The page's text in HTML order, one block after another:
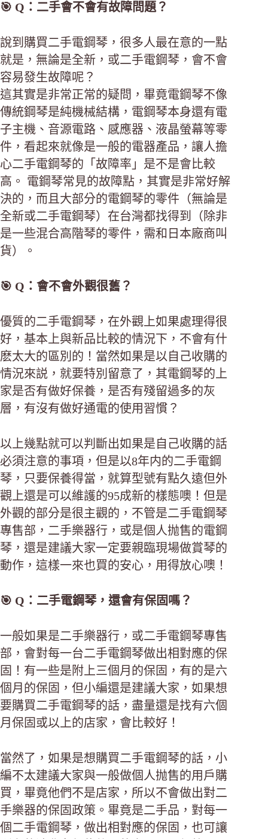
🎯 Q：二手會不會有故障問題？
說到購買二手電鋼琴，很多人最在意的一點
就是，無論是全新，或二手電鋼琴，會不會
容易發生故障呢？
這其實是非常正常的疑問，畢竟電鋼琴不像
傳統鋼琴是純機械結構，電鋼琴本身還有電
子主機、音源電路、感應器、液晶螢幕等零
件，看起來就像是一般的電器產品，讓人擔
心二手電鋼琴的「故障率」是不是會比較
高。 電鋼琴常見的故障點，其實是非常好解
決的，而且大部分的電鋼琴的零件（無論是
全新或二手電鋼琴）在台灣都找得到（除非
是一些混合高階琴的零件，需和日本廠商叫
貨）。
🎯 Q：會不會外觀很舊？
優質的二手電鋼琴，在外觀上如果處理得很
好，基本上與新品比較的情況下，不會有什
麽太大的區別的！當然如果是以自己收購的
情況來説，就要特別留意了，其電鋼琴的上
家是否有做好保養，是否有殘留過多的灰
層，有沒有做好通電的使用習慣？
以上幾點就可以判斷出如果是自己收購的話
必須注意的事項，但是以8年内的二手電鋼
琴，只要保養得當，就算型號有點久遠但外
觀上還是可以維護的95成新的樣態噢！但是
外觀的部分是很主觀的，不管是二手電鋼琴
專售部，二手樂器行，或是個人抛售的電鋼
琴，還是建議大家一定要親臨現場做賞琴的
動作，這樣一來也買的安心，用得放心噢！
🎯 Q：二手電鋼琴，還會有保固嗎？
一般如果是二手樂器行，或二手電鋼琴專售
部，會對每一台二手電鋼琴做出相對應的保
固！有一些是附上三個月的保固，有的是六
個月的保固，但小編還是建議大家，如果想
要購買二手電鋼琴的話，盡量還是找有六個
月保固或以上的店家，會比較好！
當然了，如果是想購買二手電鋼琴的話，小
編不太建議大家與一般做個人抛售的用戶購
買，畢竟他們不是店家，所以不會做出對二
手樂器的保固政策。畢竟是二手品，對每一
個二手電鋼琴，做出相對應的保固，也可讓